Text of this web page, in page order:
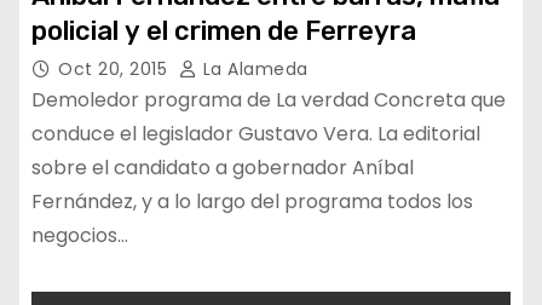
policial y el crimen de Ferreyra
Oct 20, 2015 La Alameda
Demoledor programa de La verdad Concreta que
conduce el legislador Gustavo Vera. La editorial
sobre el candidato a gobernador Aníbal
Fernández, y a lo largo del programa todos los
negocios…